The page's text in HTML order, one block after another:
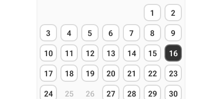
1 2
3 4 5 6 7 8 9
10 11 12 13 14 15 16
17 18 19 20 21 22 23
24 25 26 27 28 29 30